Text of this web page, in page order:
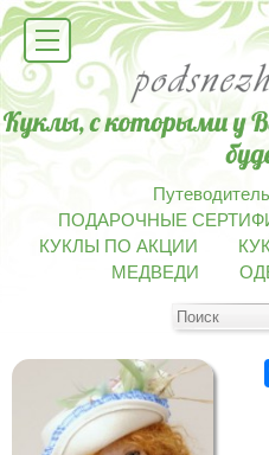
ПОДАРОЧНЫЕ
КУКЛЫ ПО АКЦИИ
МЕДВЕДИ